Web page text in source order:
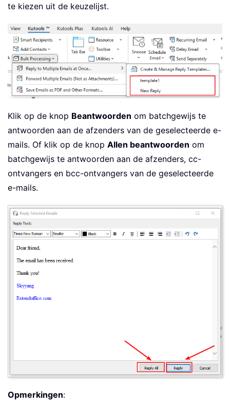
te kiezen uit de keuzelijst.
Klik op de knop Beantwoorden om batchgewijs te
antwoorden aan de afzenders van de geselecteerde e-
mails. Of klik op de knop Allen beantwoorden om
batchgewijs te antwoorden aan de afzenders, cc-
ontvangers en bcc-ontvangers van de geselecteerde
e-mails.
Opmerkingen: